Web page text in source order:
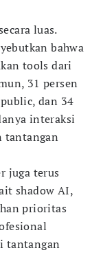
luas.
bahwa
tools dari
31 persen
dan 34
interaksi
tantangan
juga terus
shadow AI,
prioritas
tantangan